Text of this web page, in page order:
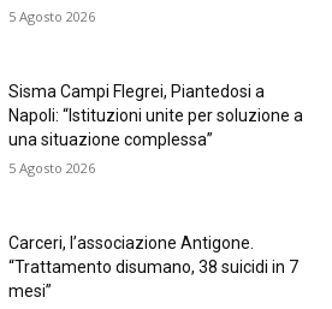
5 Agosto 2026
Sisma Campi Flegrei, Piantedosi a
Napoli: “Istituzioni unite per soluzione a
una situazione complessa”
5 Agosto 2026
Carceri, l’associazione Antigone.
“Trattamento disumano, 38 suicidi in 7
mesi”